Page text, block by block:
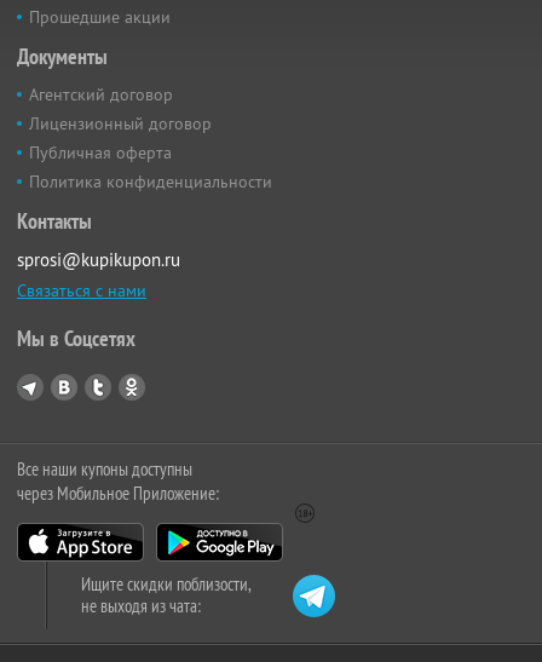
Прошедшие акции
Документы
Агентский договор
Лицензионный договор
Публичная оферта
Политика конфиденциальности
Контакты
sprosi@kupikupon.ru
Связаться с нами
Мы в Соцсетях
Все наши купоны доступны
через Мобильное Приложение:
Ищите скидки поблизости,
не выходя из чата: